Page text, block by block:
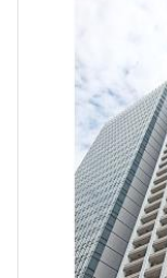
検索結果の絞り込み